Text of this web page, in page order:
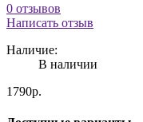
0 отзывов
Написать отзыв
Наличие:
В наличии
1790р.